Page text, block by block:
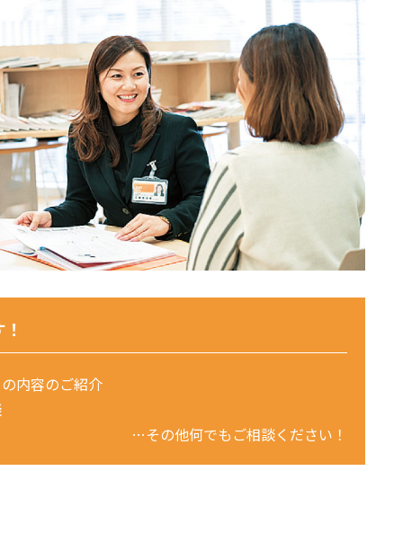
内容のご紹介
…その他何でもご相談ください！